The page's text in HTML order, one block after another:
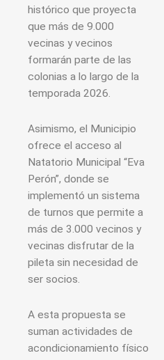
histórico que proyecta
que más de 9.000
vecinas y vecinos
formarán parte de las
colonias a lo largo de la
temporada 2026.
Asimismo, el Municipio
ofrece el acceso al
Natatorio Municipal “Eva
Perón”, donde se
implementó un sistema
de turnos que permite a
más de 3.000 vecinos y
vecinas disfrutar de la
pileta sin necesidad de
ser socios.
A esta propuesta se
suman actividades de
acondicionamiento físico